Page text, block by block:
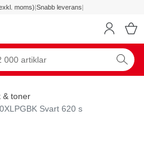
moms)|Snabb leverans|
& toner
Svart 620 s